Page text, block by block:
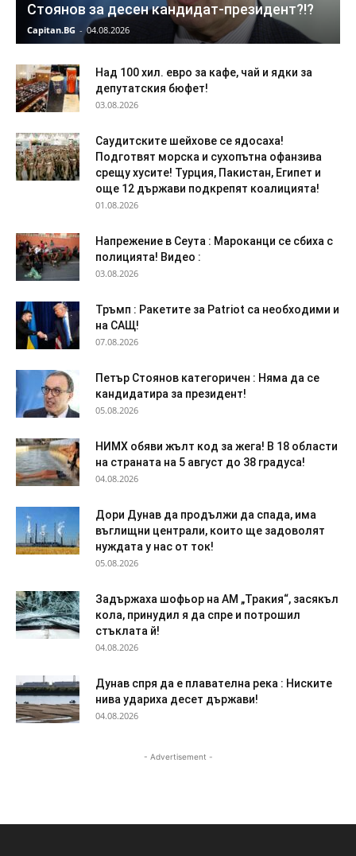
Стоянов за десен кандидат-президент?!?
Capitan.BG - 04.08.2026
Над 100 хил. евро за кафе, чай и ядки за
депутатския бюфет!
03.08.2026
Саудитските шейхове се ядосаха!
Подготвят морска и сухопътна офанзива
срещу хусите! Турция, Пакистан, Египет и
още 12 държави подкрепят коалицията!
01.08.2026
Напрежение в Сеута : Мароканци се сбиха с
полицията! Видео :
03.08.2026
Тръмп : Ракетите за Patriot са необходими и
на САЩ!
07.08.2026
Петър Стоянов категоричен : Няма да се
кандидатира за президент!
05.08.2026
НИМХ обяви жълт код за жега! В 18 области
на страната на 5 август до 38 градуса!
04.08.2026
Дори Дунав да продължи да спада, има
въглищни централи, които ще задоволят
нуждата у нас от ток!
05.08.2026
Задържаха шофьор на АМ „Тракия“, засякъл
кола, принудил я да спре и потрошил
стъклата й!
04.08.2026
Дyнaв спря да e плaвaтeлнa peĸa : Ниските
нива удариха десет държави!
04.08.2026
- Advertisement -